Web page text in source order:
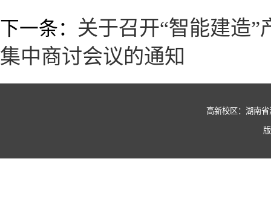
下一条： 关于召开“智能建造
集中商讨会议的通知
高新校区：湖南省